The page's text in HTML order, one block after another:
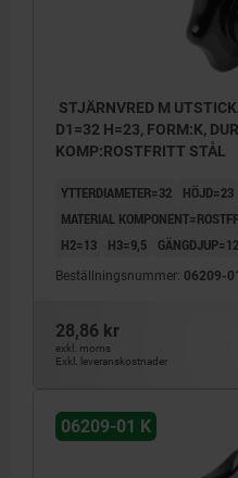
STJÄRNVRED M
D1=32 H=23, FORM:K,
KOMP:ROSTFRITT STÅL
YTTERDIAMETER=32 HÖJD=23
MATERIAL
H2=13
H3=9,5 GÄNGDJUP=12
Beställningsnummer: 06209-
28,86 kr
exkl. moms
Exkl. leveranskostnader
06209-01 K